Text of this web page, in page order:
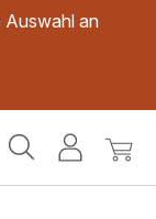
Auswahl an
Mein
Mein